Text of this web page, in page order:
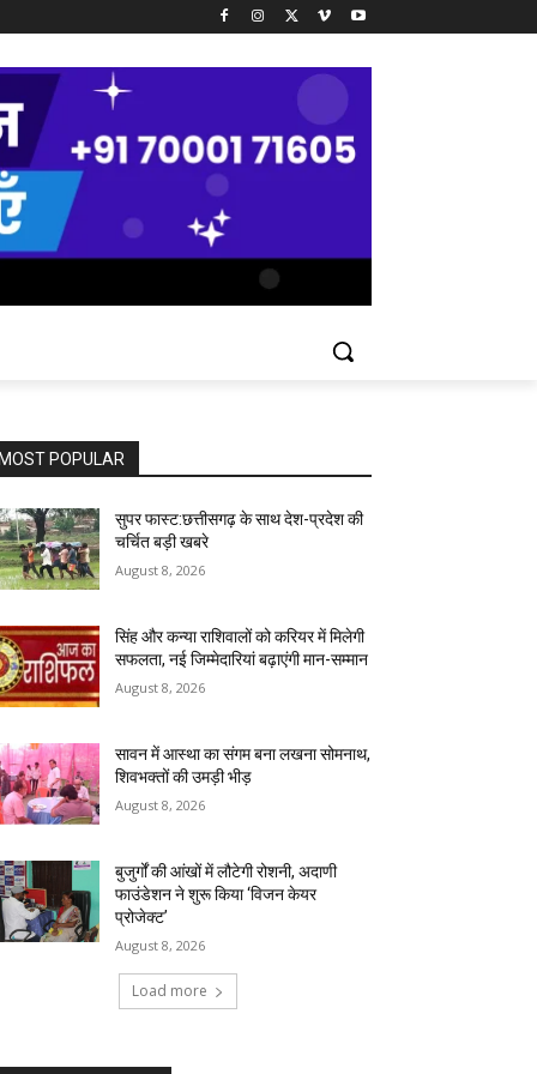
MOST POPULAR
सुपर फास्ट:छत्तीसगढ़ के साथ देश-प्रदेश की
चर्चित बड़ी खबरे
August 8, 2026
सिंह और कन्या राशिवालों को करियर में मिलेगी
सफलता, नई जिम्मेदारियां बढ़ाएंगी मान-सम्मान
August 8, 2026
सावन में आस्था का संगम बना लखना सोमनाथ,
शिवभक्तों की उमड़ी भीड़
August 8, 2026
बुजुर्गों की आंखों में लौटेगी रोशनी, अदाणी
फाउंडेशन ने शुरू किया ‘विजन केयर
प्रोजेक्ट’
August 8, 2026
Load more